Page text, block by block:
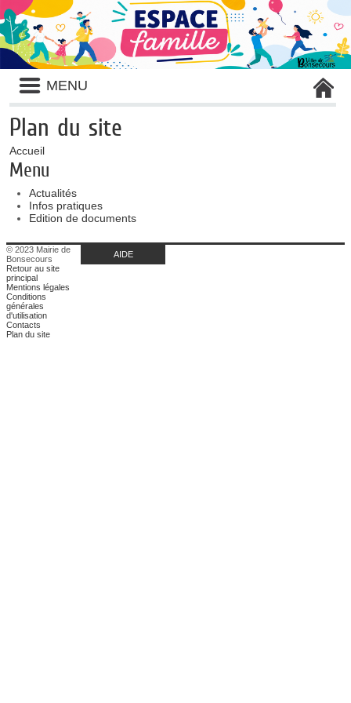
Liste
des
avertissements
MENU
Plan du site
Accueil
Menu
Actualités
Infos pratiques
Edition de documents
© 2023 Mairie de
Bonsecours
Retour au site
principal
Mentions légales
Conditions
générales
d'utilisation
Contacts
Plan du site
AIDE